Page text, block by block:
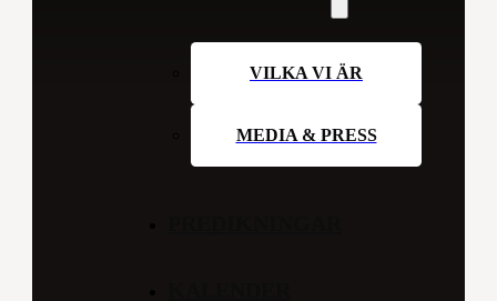
VILKA VI ÄR
MEDIA & PRESS